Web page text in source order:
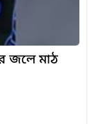
জলে মাঠ